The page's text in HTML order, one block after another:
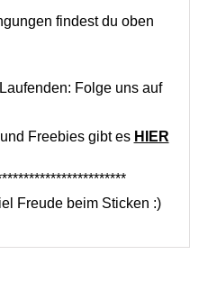
findest du oben
Folge uns auf
Freebies gibt es HIER
Freude beim Sticken :)